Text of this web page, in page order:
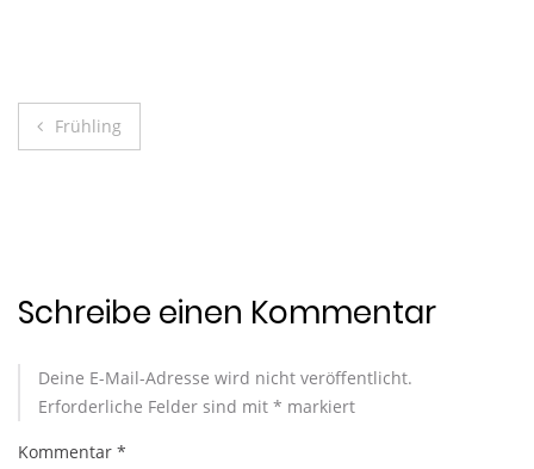
Beitragsnavigation
Frühling
Schreibe einen Kommentar
Deine E-Mail-Adresse wird nicht veröffentlicht.
Erforderliche Felder sind mit * markiert
Kommentar *